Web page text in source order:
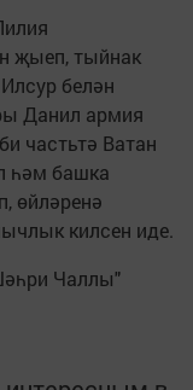
җыеп, тыйнак
белән
Данил армия
частьтә Ватан
һәм башка
өйләренә
килсен иде.
Чаллы"